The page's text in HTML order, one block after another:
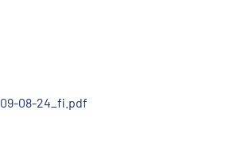
08-24_fi.pdf